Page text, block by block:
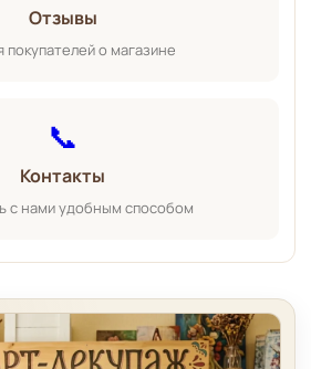
Отзывы
о магазине
📞
Контакты
с нами удобным способом